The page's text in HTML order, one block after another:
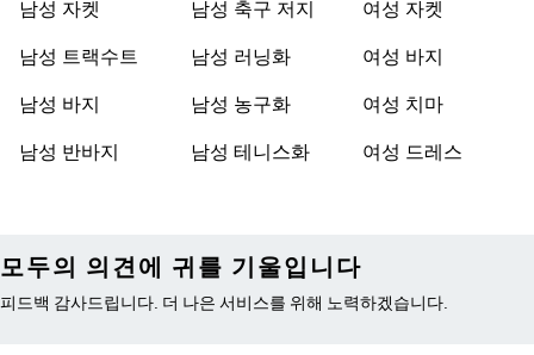
남성 자켓
남성 트랙수트
남성 바지
남성 반바지
남성 축구 저지
남성 러닝화
남성 농구화
남성 테니스화
여성 자켓
여성 바지
여성 치마
여성 드레스
모두의 의견에 귀를 기울입니다
피드백 감사드립니다. 더 나은 서비스를 위해 노력하겠습니다.